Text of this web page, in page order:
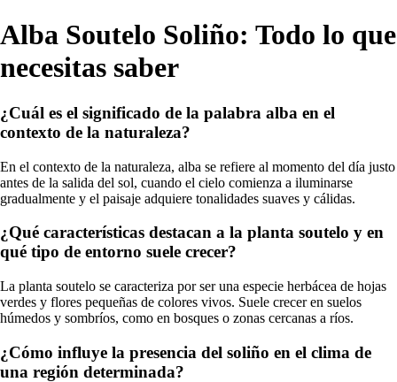
Alba Soutelo Soliño: Todo lo que
necesitas saber
¿Cuál es el significado de la palabra alba en el
contexto de la naturaleza?
En el contexto de la naturaleza, alba se refiere al momento del día justo
antes de la salida del sol, cuando el cielo comienza a iluminarse
gradualmente y el paisaje adquiere tonalidades suaves y cálidas.
¿Qué características destacan a la planta soutelo y en
qué tipo de entorno suele crecer?
La planta soutelo se caracteriza por ser una especie herbácea de hojas
verdes y flores pequeñas de colores vivos. Suele crecer en suelos
húmedos y sombríos, como en bosques o zonas cercanas a ríos.
¿Cómo influye la presencia del soliño en el clima de
una región determinada?